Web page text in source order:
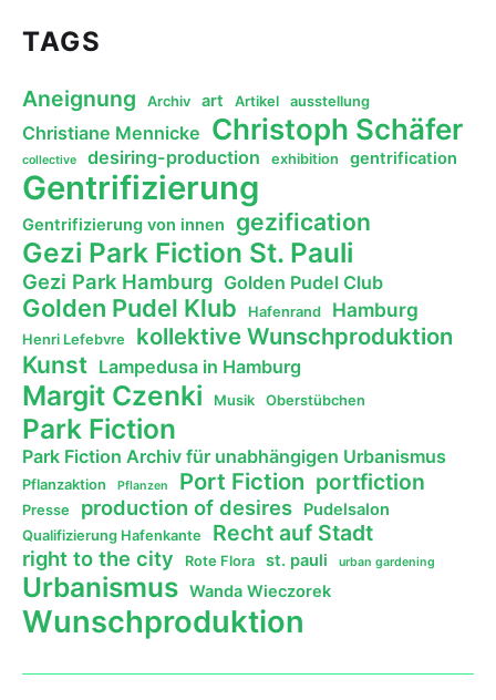
TAGS
Aneignung Archiv art Artikel ausstellung
Christiane Mennicke Christoph Schäfer
collective desiring-production exhibition gentrification
Gentrifizierung
Gentrifizierung von innen gezification
Gezi Park Fiction St. Pauli
Gezi Park Hamburg Golden Pudel Club
Golden Pudel Klub Hafenrand Hamburg
Henri Lefebvre kollektive Wunschproduktion
Kunst Lampedusa in Hamburg
Margit Czenki Musik Oberstübchen
Park Fiction
Park Fiction Archiv für unabhängigen Urbanismus
Pflanzaktion Pflanzen Port Fiction portfiction
Presse production of desires Pudelsalon
Qualifizierung Hafenkante Recht auf Stadt
right to the city Rote Flora st. pauli urban gardening
Urbanismus Wanda Wieczorek
Wunschproduktion